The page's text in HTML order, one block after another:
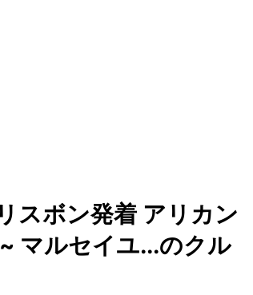
スボン発着 アリカン
マルセイユ...のクル